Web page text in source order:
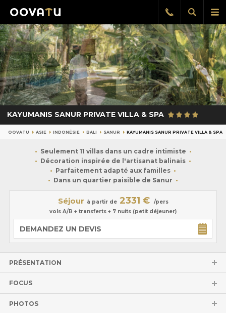
le
Afficher
la
Rappel
gratuit
KAYUMANIS SANUR PRIVATE VILLA & SPA
OOVATU ASIE INDONÉSIE BALI SANUR KAYUMANIS SANUR PRIVATE VILLA & SPA
Seulement 11 villas dans un cadre intimiste
Décoration inspirée de l'artisanat balinais
Parfaitement adapté aux familles
Dans un quartier paisible de Sanur
Séjour à partir de 2331 €
/pers
vols A/R + transferts + 7 nuits (petit déjeuner)
DEMANDEZ UN DEVIS
PRÉSENTATION
FOCUS
PHOTOS